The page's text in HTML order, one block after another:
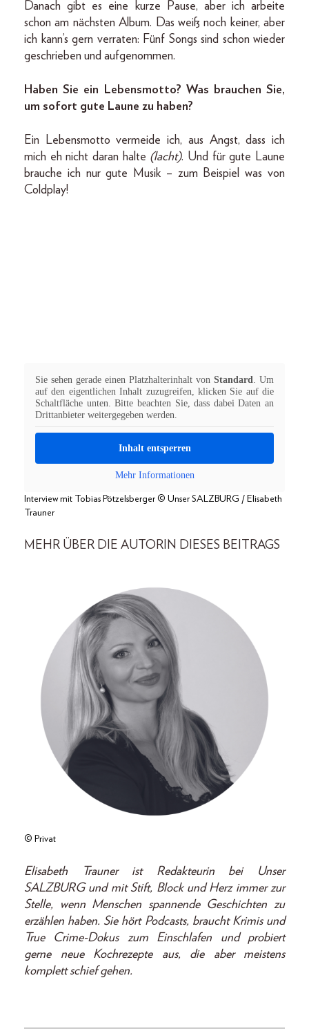
Danach gibt es eine kurze Pause, aber ich arbeite
schon am nächsten Album. Das weiß noch keiner, aber
ich kann’s gern verraten: Fünf Songs sind schon wieder
geschrieben und aufgenommen.
Haben Sie ein Lebensmotto? Was brauchen Sie,
um sofort gute Laune zu haben?
Ein Lebensmotto vermeide ich, aus Angst, dass ich
mich eh nicht daran halte (lacht). Und für gute Laune
brauche ich nur gute Musik – zum Beispiel was von
Coldplay!
Sie sehen gerade einen Platzhalterinhalt von Standard. Um
auf den eigentlichen Inhalt zuzugreifen, klicken Sie auf die
Schaltfläche unten. Bitte beachten Sie, dass dabei Daten an
Drittanbieter weitergegeben werden.
Inhalt entsperren
Mehr Informationen
Interview mit Tobias Pötzelsberger © Unser SALZBURG / Elisabeth
Trauner
MEHR ÜBER DIE AUTORIN DIESES BEITRAGS
© Privat
Elisabeth Trauner ist Redakteurin bei Unser
SALZBURG und mit Stift, Block und Herz immer zur
Stelle, wenn Menschen spannende Geschichten zu
erzählen haben. Sie hört Podcasts, braucht Krimis und
True Crime-Dokus zum Einschlafen und probiert
gerne neue Kochrezepte aus, die aber meistens
komplett schief gehen.